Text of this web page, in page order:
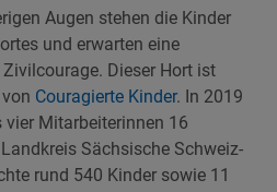
Augen stehen die Kinder
und erwarten eine
Dieser Hort ist
Couragierte Kinder. In 2019
vier Mitarbeiterinnen 16
Sächsische Schweiz-
rund 540 Kinder sowie 11